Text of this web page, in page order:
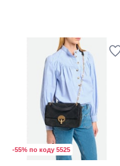
-55% по коду 5525